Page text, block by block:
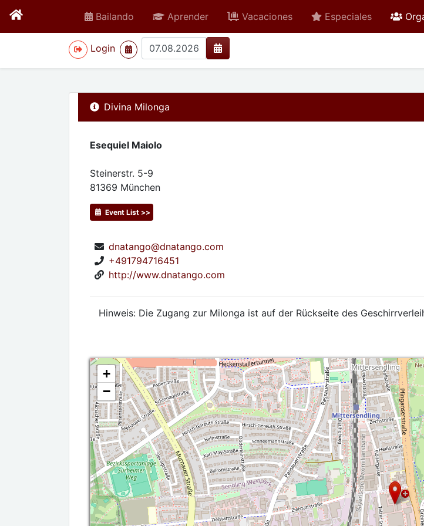
Bailando Aprender Vacaciones Especiales
Login
>
Divina Milonga
Esequiel Maiolo
Steinerstr. 5-9
81369 München
Event List >>
dnatango@dnatango.com
+491794716451
http://www.dnatango.com
Hinweis: Die Zugang zur Milonga ist auf der Rückseite des
+
−